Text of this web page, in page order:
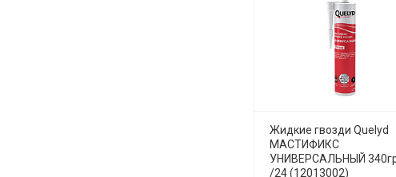
Жидкие гвозди Quelyd
МАСТИФИКС
УНИВЕРСАЛЬНЫЙ
/24 (12013002)